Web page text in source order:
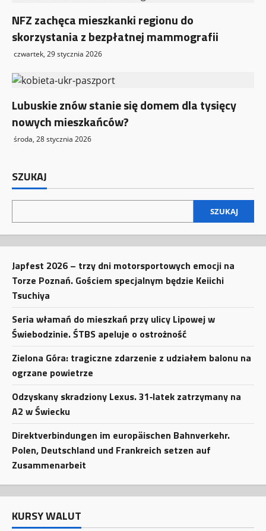
NFZ zachęca mieszkanki regionu do
skorzystania z bezpłatnej mammografii
czwartek, 29 stycznia 2026
Lubuskie znów stanie się domem dla tysięcy
nowych mieszkańców?
środa, 28 stycznia 2026
SZUKAJ
SZUKAJ
Japfest 2026 – trzy dni motorsportowych emocji na
Torze Poznań. Gościem specjalnym będzie Keiichi
Tsuchiya
Seria włamań do mieszkań przy ulicy Lipowej w
Świebodzinie. ŚTBS apeluje o ostrożność
Zielona Góra: tragiczne zdarzenie z udziałem balonu na
ogrzane powietrze
Odzyskany skradziony Lexus. 31‑latek zatrzymany na
A2 w Świecku
Direktverbindungen im europäischen Bahnverkehr.
Polen, Deutschland und Frankreich setzen auf
Zusammenarbeit
KURSY WALUT